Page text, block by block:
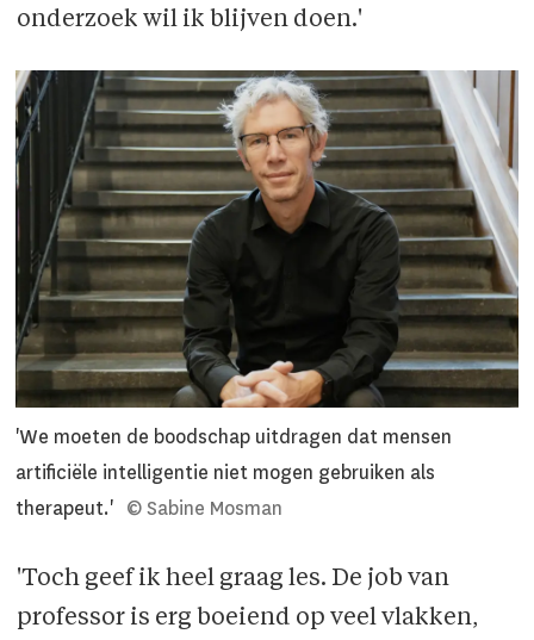
onderzoek wil ik blijven doen.'
'We moeten de boodschap uitdragen dat mensen
artificiële intelligentie niet mogen gebruiken als
therapeut.' © Sabine Mosman
'Toch geef ik heel graag les. De job van
professor is erg boeiend op veel vlakken,